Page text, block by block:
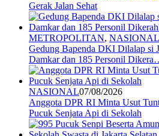
Gerak Jalan Sehat
METROPOLITAN, NASIONAL
Gedung Bapenda DKI Dilalap si
Damkar dan 185 Personil
NASIONAL07/08/2026
Anggota DPR RI Minta Usut
Pucuk Senjata Api di Sekolah